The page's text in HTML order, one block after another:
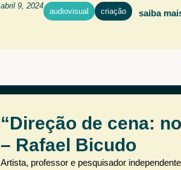
abril 9, 2024
audiovisual criação saiba
“Direção de cena:
– Rafael Bicudo
Artista, professor e pesquisador